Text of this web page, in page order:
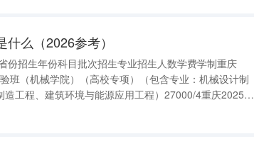
么（2026参考）
份招生年份科目批次招生专业招生人数学费学制重庆
班（机械学院）（高校专项）（包含专业：机械设计制
工程、建筑环境与能源应用工程）27000/4重庆2025物
学院）（国家专项）（包含专业：机械设计制造及其自